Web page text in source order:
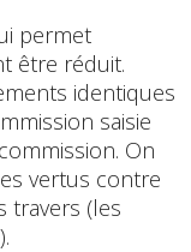
permet
être réduit.
identiques
saisie
On
vertus contre
travers (les